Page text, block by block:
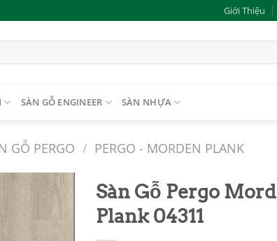
Giới Thiệu
SÀN GỖ ENGINEER SÀN NHỰA
GỖ PERGO / PERGO - MORDEN PLANK
Add to
wishlist
Sàn Gỗ Pergo
Plank 04311